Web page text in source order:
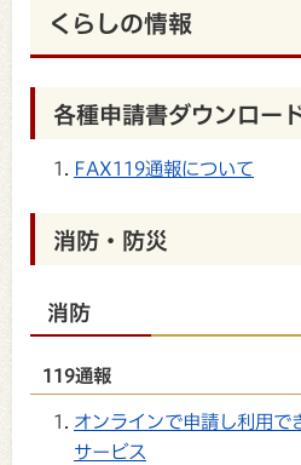
くらしの情報
各種申請書ダウンロー
FAX119通報について
消防・防災
消防
119通報
オンラインで申請し利用で
サービス